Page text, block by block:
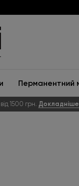
Перманентний
1500 грн. Докладніше